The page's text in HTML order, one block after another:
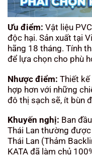
Ưu điểm: Vật liệu
độc hại. Sản xuất tại
hãng 18 tháng. Tính
để lựa chọn cho phù
Nhược điểm: Thiết kế
hợp hơn với những
đô thị sạch sẽ, ít bùn
Khuyến nghị: Ban
Thái Lan thường
Thái Lan (Thảm
KATA đã làm chủ